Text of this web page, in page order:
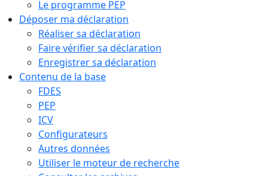
Le programme PEP
Déposer ma déclaration
Réaliser sa déclaration
Faire vérifier sa déclaration
Enregistrer sa déclaration
Contenu de la base
FDES
PEP
ICV
Configurateurs
Autres données
Utiliser le moteur de recherche